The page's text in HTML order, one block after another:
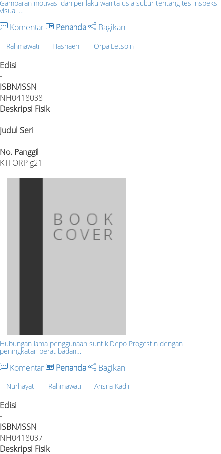
Gambaran motivasi dan perilaku wanita usia subur tentang tes inspeksi
visual …
Komentar Penanda Bagikan
Rahmawati Hasnaeni Orpa Letsoin
Edisi
-
ISBN/ISSN
NH0418038
Deskripsi Fisik
-
Judul Seri
-
No. Panggil
KTI ORP g21
Hubungan lama penggunaan suntik Depo Progestin dengan
peningkatan berat badan…
Komentar Penanda Bagikan
Nurhayati Rahmawati Arisna Kadir
Edisi
-
ISBN/ISSN
NH0418037
Deskripsi Fisik